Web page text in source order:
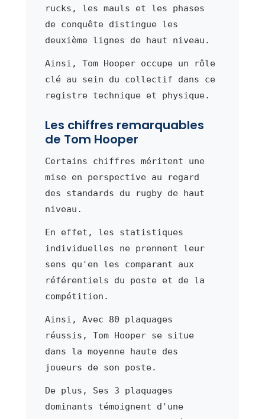
rucks, les mauls et les phases
de conquête distingue les
deuxième lignes de haut niveau.
Ainsi, Tom Hooper occupe un rôle
clé au sein du collectif dans ce
registre technique et physique.
Les chiffres remarquables
de Tom Hooper
Certains chiffres méritent une
mise en perspective au regard
des standards du rugby de haut
niveau.
En effet, les statistiques
individuelles ne prennent leur
sens qu'en les comparant aux
référentiels du poste et de la
compétition.
Ainsi, Avec 80 plaquages
réussis, Tom Hooper se situe
dans la moyenne haute des
joueurs de son poste.
De plus, Ses 3 plaquages
dominants témoignent d'une